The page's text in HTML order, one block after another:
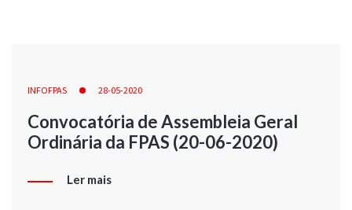
INFOFPAS 28-05-2020
Convocatória de Assembleia Geral
Ordinária da FPAS (20-06-2020)
Ler mais